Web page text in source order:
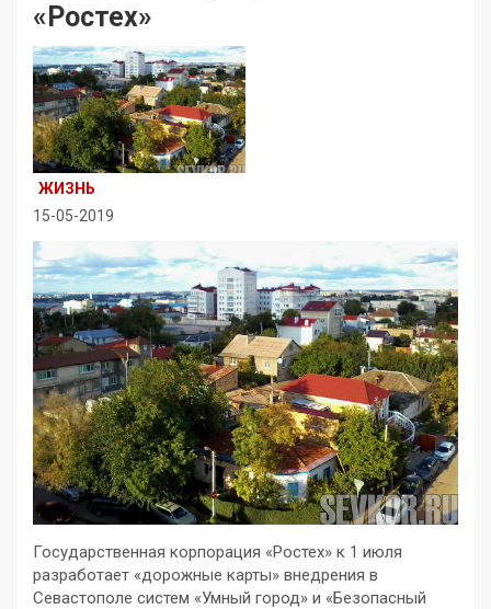
«Ростех»
ЖИЗНЬ
15-05-2019
Государственная корпорация «Ростех» к 1 июля
разработает «дорожные карты» внедрения в
Севастополе систем «Умный город» и «Безопасный